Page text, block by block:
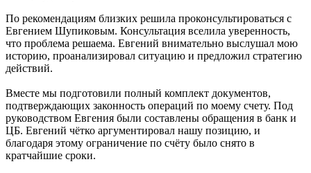
По рекомендациям близких решила проконсультироваться с
Евгением Шупиковым. Консультация вселила уверенность,
что проблема решаема. Евгений внимательно выслушал мою
историю, проанализировал ситуацию и предложил стратегию
действий.
Вместе мы подготовили полный комплект документов,
подтверждающих законность операций по моему счету. Под
руководством Евгения были составлены обращения в банк и
ЦБ. Евгений чётко аргументировал нашу позицию, и
благодаря этому ограничение по счёту было снято в
кратчайшие сроки.